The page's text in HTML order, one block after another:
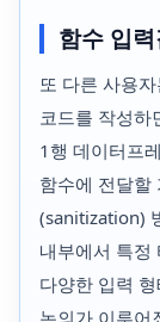
함수 입
또 다른 사용
코드를 작성하
1행 데이터프
함수에 전달할
(sanitization)
내부에서 특정
다양한 입력
논의가 이루어